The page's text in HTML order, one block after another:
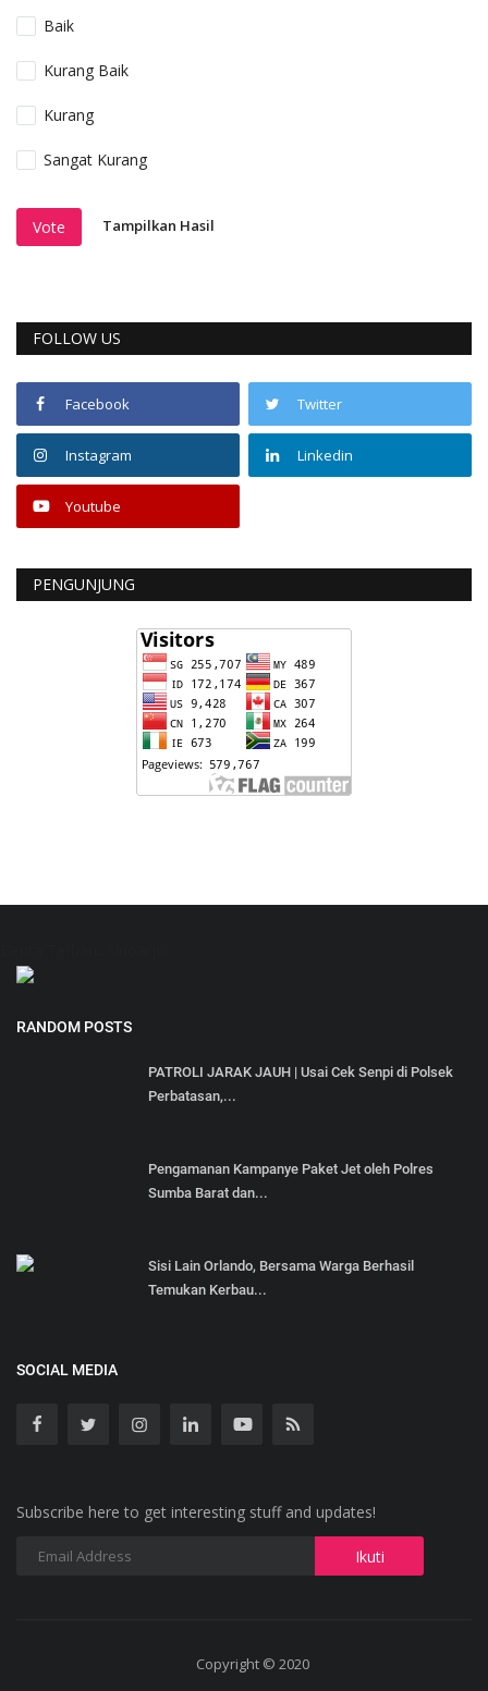
Baik
Kurang Baik
Kurang
Sangat Kurang
Vote Tampilkan Hasil
FOLLOW US
Facebook Twitter
Instagram Linkedin
Youtube
PENGUNJUNG
RANDOM POSTS
PATROLI JARAK JAUH | Usai Cek Senpi di Polsek
Perbatasan,...
Pengamanan Kampanye Paket Jet oleh Polres
Sumba Barat dan...
Sisi Lain Orlando, Bersama Warga Berhasil
Temukan Kerbau...
SOCIAL MEDIA
Subscribe here to get interesting stuff and updates!
Copyright © 2020